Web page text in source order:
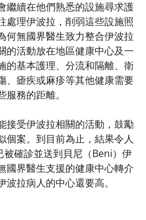
繼續在他們熟悉的設施尋求護
處理伊波拉，削弱這些設施照
何無國界醫生致力整合伊波拉
的活動放在地區健康中心及一
的基本護理、分流和隔離、衛
、瘧疾或麻疹等其他健康需要
務的距離。
接受伊波拉相關的活動，鼓勵
個案。到目前為止，結果令人
被確診並送到貝尼（Beni）伊
國界醫生支援的健康中心轉介
拉病人的中心還要高。